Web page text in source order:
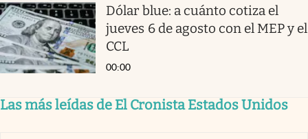
Dólar blue: a cuánto cotiza el
jueves 6 de agosto con el MEP y el
CCL
00:00
Las más leídas de El Cronista Estados Unidos